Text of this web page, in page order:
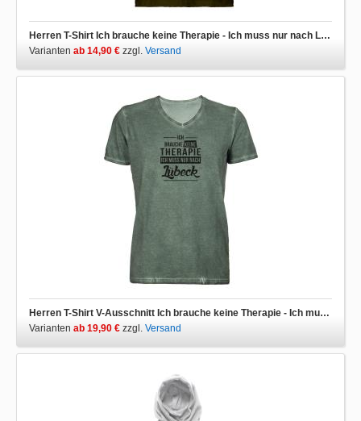
Herren T-Shirt Ich brauche keine Therapie - Ich muss nur nach Lübeck
Varianten ab 14,90 € zzgl. Versand
Herren T-Shirt V-Ausschnitt Ich brauche keine Therapie - Ich muss nur nach Lübeck
Varianten ab 19,90 € zzgl. Versand